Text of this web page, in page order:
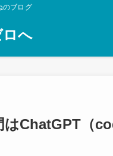
のブログ
ロへ
ChatGPT（